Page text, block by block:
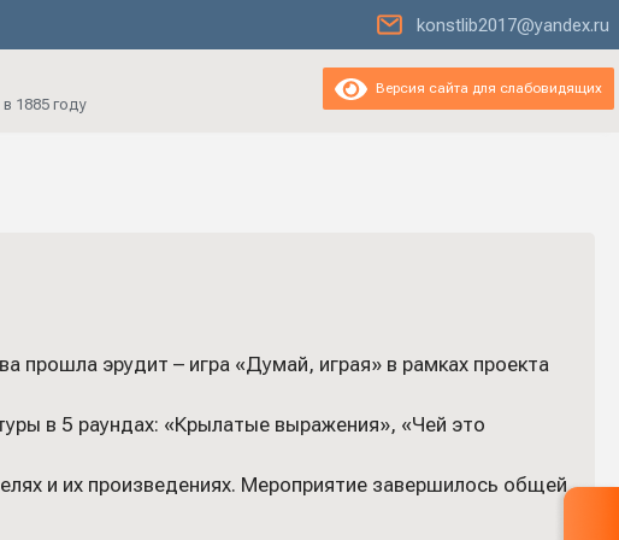
konstlib2017@yandex.ru
1885 году
Версия сайта для слабовидящих
прошла эрудит – игра «Думай, играя» в рамках проекта
в 5 раундах: «Крылатые выражения», «Чей это
и их произведениях. Мероприятие завершилось общей